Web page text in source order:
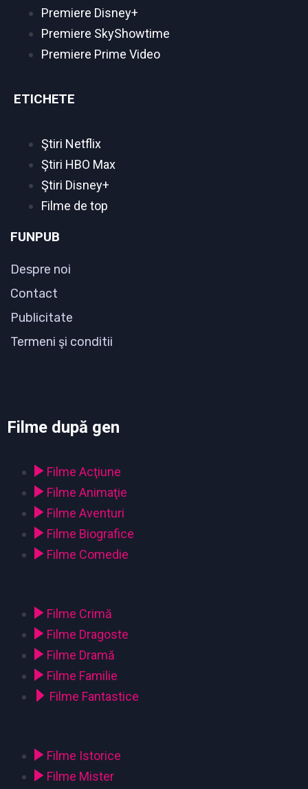
Premiere Disney+
Premiere SkyShowtime
Premiere Prime Video
ETICHETE
Ştiri Netflix
Ştiri HBO Max
Ştiri Disney+
Filme de top
FUNPUB
Despre noi
Contact
Publicitate
Termeni şi conditii
Filme după gen
Filme Acţiune
Filme Animaţie
Filme Aventuri
Filme Biografice
Filme Comedie
Filme Crimă
Filme Dragoste
Filme Dramă
Filme Familie
Filme Fantastice
Filme Istorice
Filme Mister